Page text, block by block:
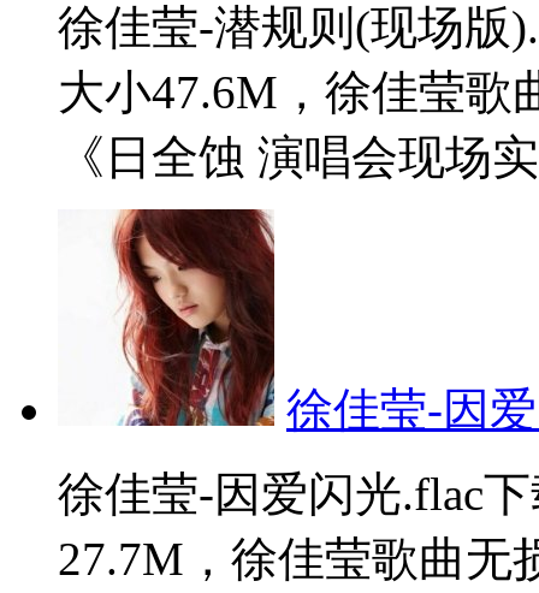
徐佳莹-潜规则(现场版
大小47.6M，徐佳莹歌
《日全蚀 演唱会现场
徐佳莹-因
徐佳莹-因爱闪光.flac
27.7M，徐佳莹歌曲无